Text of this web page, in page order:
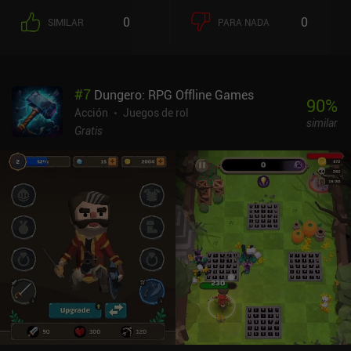
ponen a prueba nuestras habilidades. El aspecto más interesante
de la jugabilidad son las diferentes calaveras que recogemos y
alterando significativamente el estilo de juego. Incluso podemos
cambiar entre dos cabezas distintas en cualquier momento, y
actualizarlas para mejorar sus estadísticas y desbloquear más
de estadísticas que compramos en una tienda entre partida y
partida. También rescatamos poco a poco a personajes que
desbloquean nuevas características en nuestra base. Mi mayor
decepción con el juego es su gran repetitividad. En lugar de niveles
generados proceduralmente, tenemos un conjunto limitado de
ubicaciones prediseñadas que rápidamente se vuelven aburridas.
Otro problema es la escasa compatibilidad con los mandos, ya que
muchos modelos no funcionan, a pesar de las afirmaciones del
desarrollador. Por desgracia, los controles táctiles no son
cómodos, y los constantes fallos de pulsación en el fragor de la
batalla a menudo nos cuestan la vida. Skul: The Hero Slayer es un
juego premium de 7,99 $ sin anuncios ni iAPs. A pesar del molesto
SIMILAR 0 PARA NADA 0
#7 Dungero: RPG Offline Games
Acción
Juegos de rol
Gratis
90%
similar